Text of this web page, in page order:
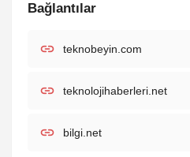
Bağlantılar
teknobeyin.com
teknolojihaberleri.net
bilgi.net